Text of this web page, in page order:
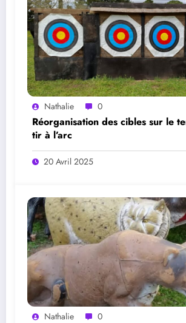
Nathalie 0
Réorganisation des cibles sur le
tir à l’arc
20 Avril 2025
Nathalie 0